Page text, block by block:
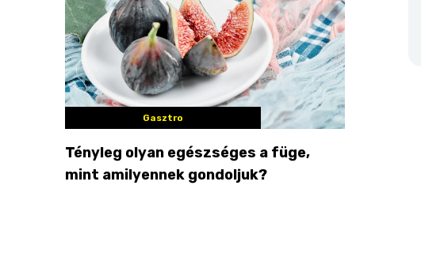
Gasztro
Tényleg olyan egészséges a füge,
mint amilyennek gondoljuk?